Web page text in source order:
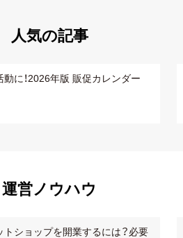
人気の記事
に！2026年版 販促カレンダー
運営ノウハウ
トショップを開業するには？必要